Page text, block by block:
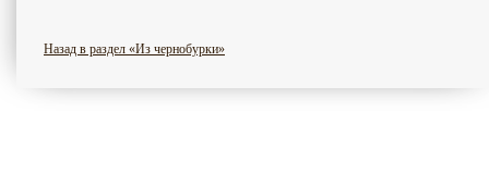
Назад в раздел «Из чернобурки»